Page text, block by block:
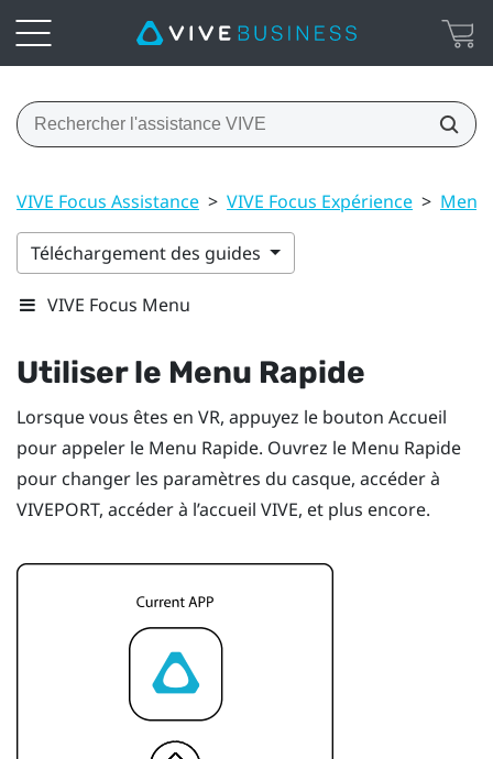
VIVE Focus Assistance > VIVE Focus Expérience > Menu
Téléchargement des guides
VIVE Focus Menu
Utiliser le Menu Rapide
Lorsque vous êtes en VR, appuyez le bouton Accueil
pour appeler le Menu Rapide. Ouvrez le Menu Rapide
pour changer les paramètres du casque, accéder à
VIVEPORT, accéder à l’accueil VIVE, et plus encore.